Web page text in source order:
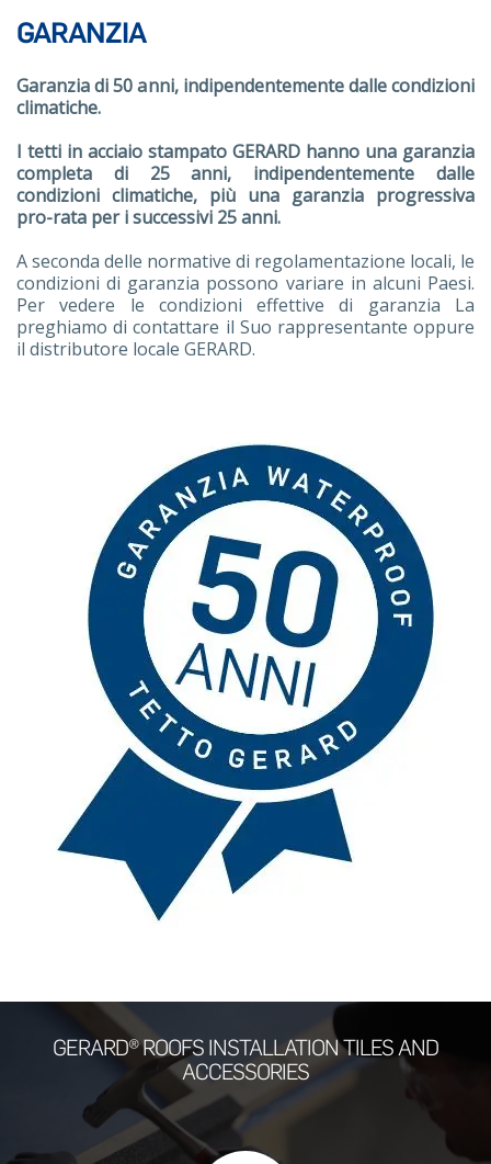
GARANZIA
Garanzia di 50 anni, indipendentemente dalle condizioni
climatiche.
I tetti in acciaio stampato GERARD hanno una garanzia
completa di 25 anni, indipendentemente dalle
condizioni climatiche, più una garanzia progressiva
pro-rata per i successivi 25 anni.
A seconda delle normative di regolamentazione locali, le
condizioni di garanzia possono variare in alcuni Paesi.
Per vedere le condizioni effettive di garanzia La
preghiamo di contattare il Suo rappresentante oppure
il distributore locale GERARD.
GERARD® ROOFS INSTALLATION TILES AND
ACCESSORIES